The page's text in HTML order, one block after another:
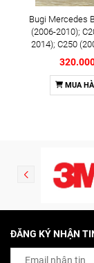
Bugi Mercedes
(2006-2010);
2014); C250
E250 (2009-
(2008-2015);
2012), S500
SLK200 (2011-
MUA
ĐĂNG KÝ NHẬN